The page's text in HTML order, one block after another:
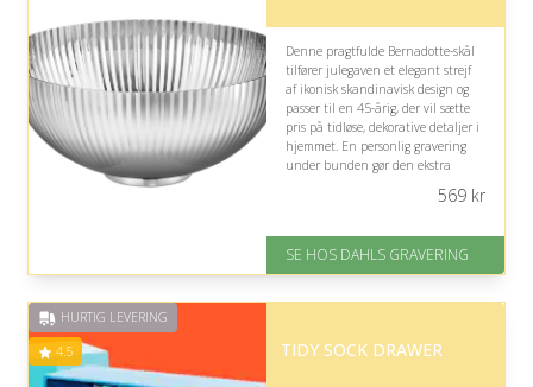
Denne pragtfulde Bernadotte-skål
tilfører julegaven et elegant strejf
af ikonisk skandinavisk design og
passer til en 45-årig, der vil sætte
pris på tidløse, dekorative detaljer i
hjemmet. En personlig gravering
under bunden gør den ekstra
På lager
Levering: 2-3 dage
Fremragende Trustpilot rating
569kr
SE HOS DAHLS GRAVERING
HURTIG LEVERING
4.5 TIDY SOCK DRAWER